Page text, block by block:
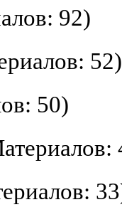
92)
52)
50)